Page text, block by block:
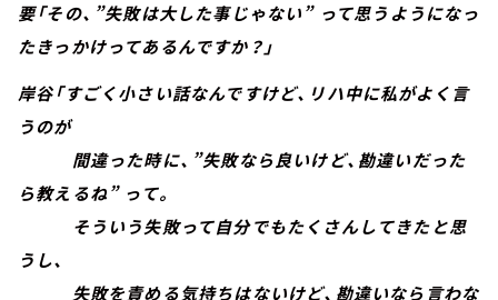
要「その、”失敗は大した事じゃない” って思うようになっ
たきっかけってあるんですか？」
岸谷「すごく小さい話なんですけど、リハ中に私がよく言
うのが
間違った時に、”失敗なら良いけど、勘違いだった
ら教えるね” って。
そういう失敗って自分でもたくさんしてきたと思
うし、
失敗を責める気持ちはないけど、勘違いなら言わな